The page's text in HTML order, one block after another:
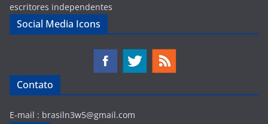
escritores independentes
Social Media Icons
Contato
E-mail : brasiln3w5@gmail.com